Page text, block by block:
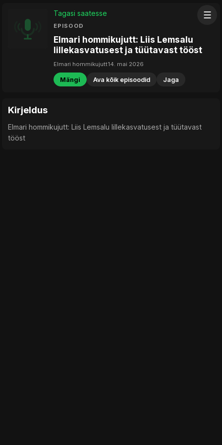
☰
Tagasi saatesse
EPISOOD
Elmari hommikujutt: Liis Lemsalu
lillekasvatusest ja tüütavast tööst
Elmari hommikujutt14. mai 2026
Mängi Ava kõik episoodid Jaga
Kirjeldus
Elmari hommikujutt: Liis Lemsalu lillekasvatusest ja tüütavast
tööst